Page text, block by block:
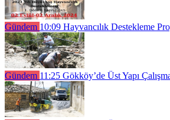
Gündem 10:09 Hayvancılık Destekleme
Gündem 11:25 Gökköy’de Üst Yapı